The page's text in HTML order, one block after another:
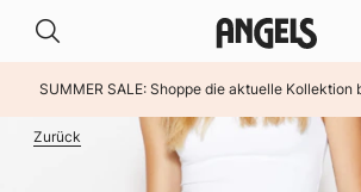
SUMMER SALE: Shoppe die aktuelle Kollektion
Zurück